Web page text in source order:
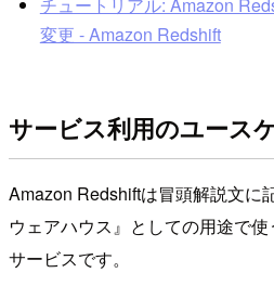
チュートリアル: Amazon
変更 - Amazon Redshift
サービス利用のユース
Amazon Redshiftは冒頭解説文に
ウェアハウス』としての用途で
サービスです。